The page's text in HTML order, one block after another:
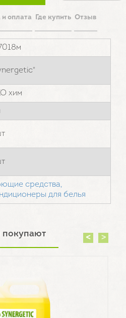
оплата Где купить Отзыв
хим
средства,
для белья
покупают